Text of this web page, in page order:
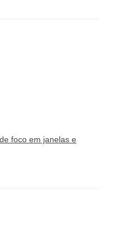
foco em janelas e